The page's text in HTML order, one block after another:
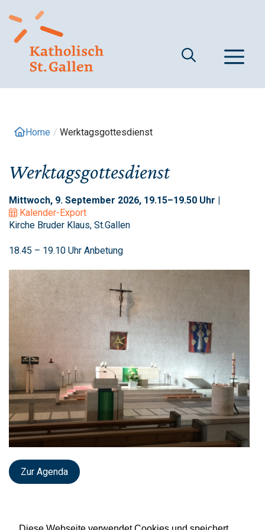
zum
Inhalt
Home / Werktagsgottesdienst
Werktagsgottesdienst
Mittwoch, 9. September 2026, 19.15–19.50 Uhr |
Kalender-Export
Kirche Bruder Klaus, St.Gallen
18.45 – 19.10 Uhr Anbetung
Zur Agenda